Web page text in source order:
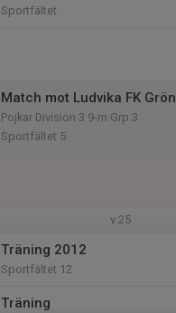
Sportfältet
Match mot Ludvika FK Grön
Pojkar Division 3 9-m Grp.3
Sportfältet 5
v.25
Träning 2012
Sportfältet 12
Träning